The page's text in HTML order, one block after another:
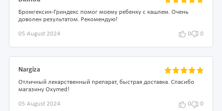
Бромгексин-Гриндекс помог моему ребенку с кашлем. Очень
доволен результатом. Рекомендую!
05 August 2024 0 0
Nargiza
Отличный лекарственный препарат, быстрая доставка. Спасибо
магазину Oxymed!
05 August 2024 0 0